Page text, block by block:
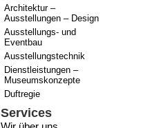
Architektur –
Ausstellungen – Design
Ausstellungs- und
Eventbau
Ausstellungstechnik
Dienstleistungen –
Museumskonzepte
Duftregie
Services